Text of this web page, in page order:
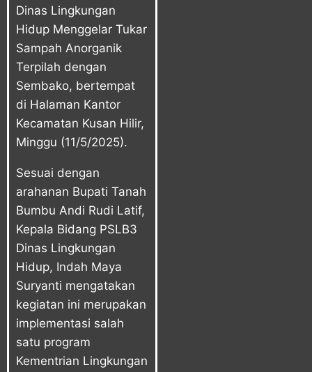
Dinas Lingkungan
Hidup Menggelar Tukar
Sampah Anorganik
Terpilah dengan
Sembako, bertempat
di Halaman Kantor
Kecamatan Kusan Hilir,
Minggu (11/5/2025).
Sesuai dengan
arahanan Bupati Tanah
Bumbu Andi Rudi Latif,
Kepala Bidang PSLB3
Dinas Lingkungan
Hidup, Indah Maya
Suryanti mengatakan
kegiatan ini merupakan
implementasi salah
satu program
Kementrian Lingkungan